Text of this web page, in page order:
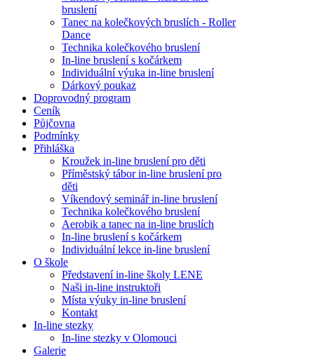
bruslení
Tanec na kolečkových bruslích - Roller
Dance
Technika kolečkového bruslení
In-line bruslení s kočárkem
Individuální výuka in-line bruslení
Dárkový poukaz
Doprovodný program
Ceník
Půjčovna
Podmínky
Přihláška
Kroužek in-line bruslení pro děti
Příměstský tábor in-line bruslení pro
děti
Víkendový seminář in-line bruslení
Technika kolečkového bruslení
Aerobik a tanec na in-line bruslích
In-line bruslení s kočárkem
Individuální lekce in-line bruslení
O škole
Představení in-line školy LENE
Naši in-line instruktoři
Místa výuky in-line bruslení
Kontakt
In-line stezky
In-line stezky v Olomouci
Galerie